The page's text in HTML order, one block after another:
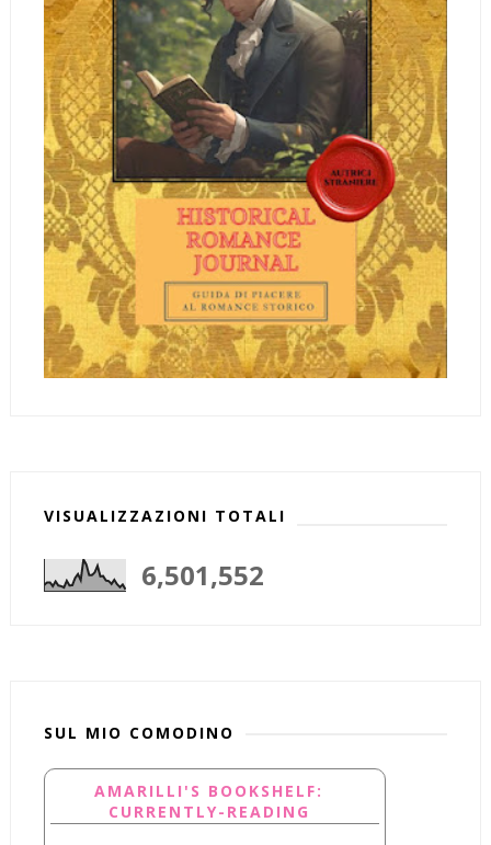
VISUALIZZAZIONI TOTALI
6,501,552
SUL MIO COMODINO
AMARILLI'S BOOKSHELF:
CURRENTLY-READING